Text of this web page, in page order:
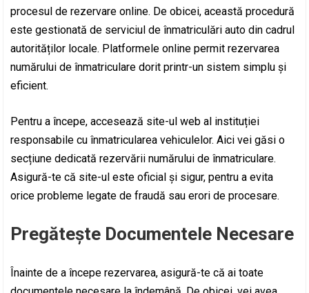
procesul de rezervare online. De obicei, această procedură
este gestionată de serviciul de înmatriculări auto din cadrul
autorităților locale. Platformele online permit rezervarea
numărului de înmatriculare dorit printr-un sistem simplu și
eficient.
Pentru a începe, accesează site-ul web al instituției
responsabile cu înmatricularea vehiculelor. Aici vei găsi o
secțiune dedicată rezervării numărului de înmatriculare.
Asigură-te că site-ul este oficial și sigur, pentru a evita
orice probleme legate de fraudă sau erori de procesare.
Pregătește Documentele Necesare
Înainte de a începe rezervarea, asigură-te că ai toate